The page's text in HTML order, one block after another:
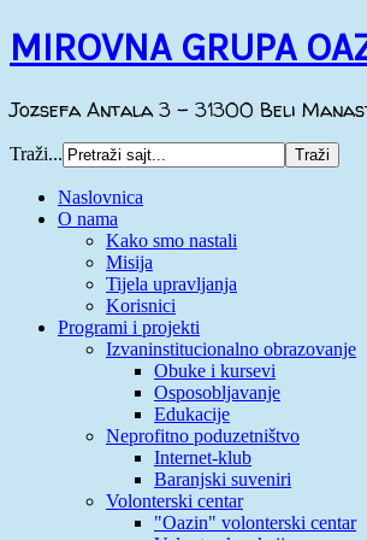
MIROVNA GRUPA
Jozsefa Antala 3 - 31300 Beli
Traži...
Naslovnica
O nama
Kako smo nastali
Misija
Tijela upravljanja
Korisnici
Programi i projekti
Izvaninstitucionalno obrazovanje
Obuke i kursevi
Osposobljavanje
Edukacije
Neprofitno poduzetništvo
Internet-klub
Baranjski suveniri
Volonterski centar
"Oazin" volonterski centar